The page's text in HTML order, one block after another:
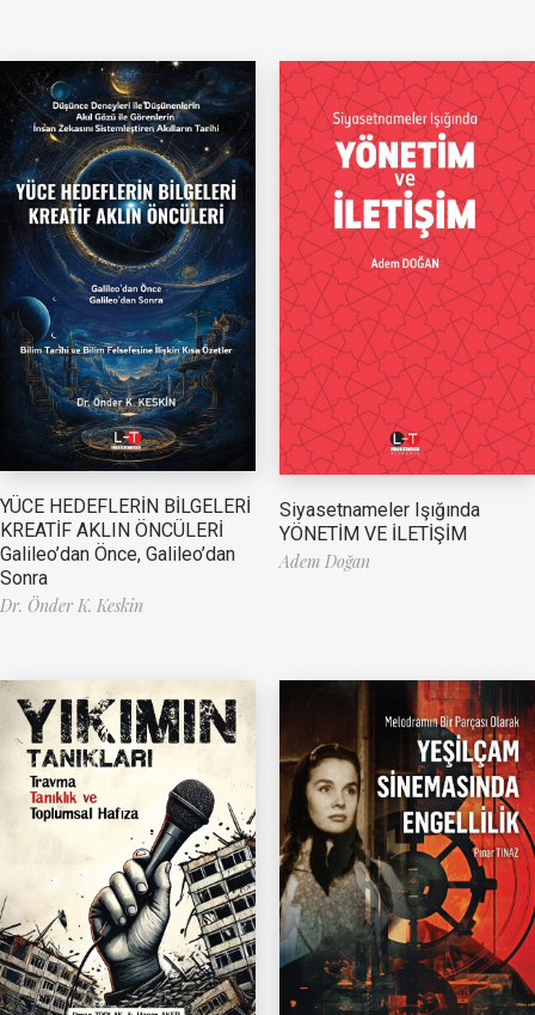
YÜCE HEDEFLERİN BİLGELERİ
KREATİF AKLIN ÖNCÜLERİ
Galileo’dan Önce, Galileo’dan
Sonra
Dr. Önder K. Keskin
Siyasetnameler Işığında
YÖNETİM VE İLETİŞİM
Adem Doğan